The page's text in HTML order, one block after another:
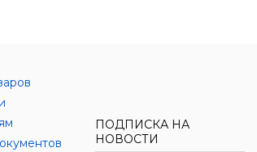
ПОДПИСКА НА
НОВОСТИ